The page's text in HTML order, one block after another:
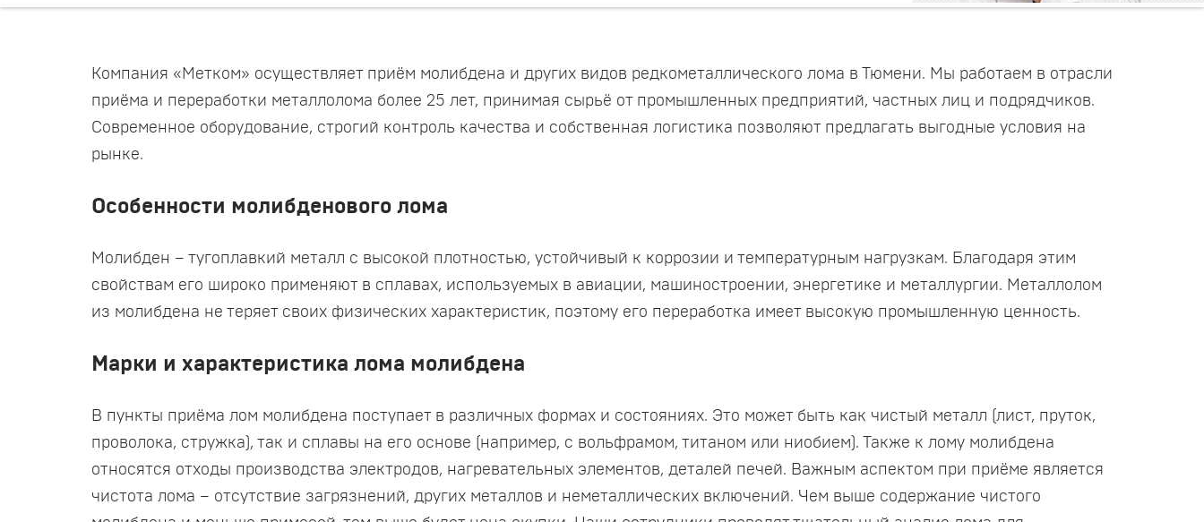
Компания «Метком» осуществляет приём молибдена и других видов редкометаллического лома в Тюмени. Мы работаем в отрасли
приёма и переработки металлолома более 25 лет, принимая сырьё от промышленных предприятий, частных лиц и подрядчиков.
Современное оборудование, строгий контроль качества и собственная логистика позволяют предлагать выгодные условия на
рынке.
Особенности молибденового лома
Молибден – тугоплавкий металл с высокой плотностью, устойчивый к коррозии и температурным нагрузкам. Благодаря этим
свойствам его широко применяют в сплавах, используемых в авиации, машиностроении, энергетике и металлургии. Металлолом
из молибдена не теряет своих физических характеристик, поэтому его переработка имеет высокую промышленную ценность.
Марки и характеристика лома молибдена
В пункты приёма лом молибдена поступает в различных формах и состояниях. Это может быть как чистый металл (лист, пруток,
проволока, стружка), так и сплавы на его основе (например, с вольфрамом, титаном или ниобием). Также к лому молибдена
относятся отходы производства электродов, нагревательных элементов, деталей печей. Важным аспектом при приёме является
чистота лома – отсутствие загрязнений, других металлов и неметаллических включений. Чем выше содержание чистого